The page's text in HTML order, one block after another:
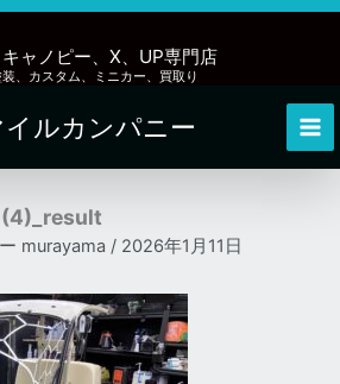
ャノピー、X、UP専門店
、カスタム、ミニカー、買取り
イルカンパニー
(4)_result
murayama / 2026年1月11日